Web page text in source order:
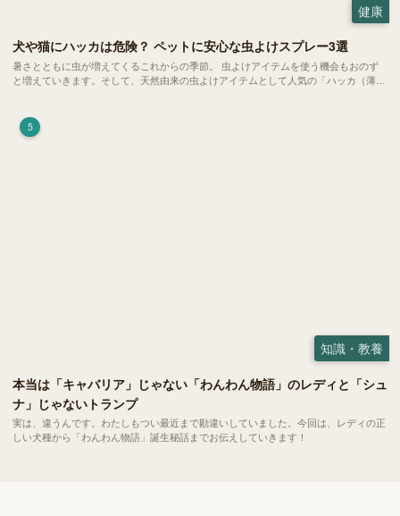
健康
犬や猫にハッカは危険？ ペットに安心な虫よけスプレー3選
暑さとともに虫が増えてくるこれからの季節。 虫よけアイテムを使う機会もおのず
と増えていきます。そして、天然由来の虫よけアイテムとして人気の「ハッカ（薄
5
知識・教養
本当は「キャバリア」じゃない「わんわん物語」のレディと「シュ
ナ」じゃないトランプ
実は、違うんです。わたしもつい最近まで勘違いしていました。今回は、レディの正
しい犬種から「わんわん物語」誕生秘話までお伝えしていきます！